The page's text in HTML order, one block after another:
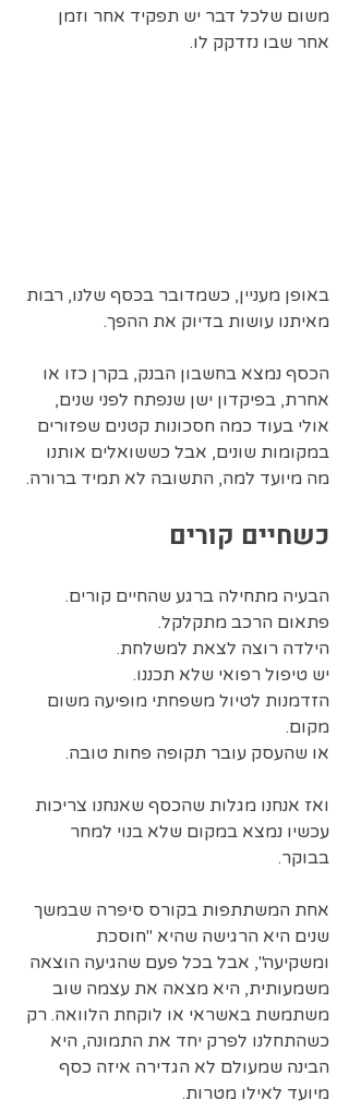
משום שלכל דבר יש תפקיד אחר וזמן
אחר שבו נזדקק לו.
באופן מעניין, כשמדובר בכסף שלנו, רבות
מאיתנו עושות בדיוק את ההפך.
הכסף נמצא בחשבון הבנק, בקרן כזו או
אחרת, בפיקדון ישן שנפתח לפני שנים,
אולי בעוד כמה חסכונות קטנים שפזורים
במקומות שונים, אבל כששואלים אותנו
מה מיועד למה, התשובה לא תמיד ברורה.
כשחיים קורים
הבעיה מתחילה ברגע שהחיים קורים.
פתאום הרכב מתקלקל.
הילדה רוצה לצאת למשלחת.
יש טיפול רפואי שלא תכננו.
הזדמנות לטיול משפחתי מופיעה משום
מקום.
או שהעסק עובר תקופה פחות טובה.
ואז אנחנו מגלות שהכסף שאנחנו צריכות
עכשיו נמצא במקום שלא בנוי למחר
בבוקר.
אחת המשתתפות בקורס סיפרה שבמשך
שנים היא הרגישה שהיא "חוסכת
ומשקיעה", אבל בכל פעם שהגיעה הוצאה
משמעותית, היא מצאה את עצמה שוב
משתמשת באשראי או לוקחת הלוואה. רק
כשהתחלנו לפרק יחד את התמונה, היא
הבינה שמעולם לא הגדירה איזה כסף
מיועד לאילו מטרות.